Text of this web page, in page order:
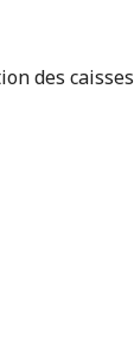
des caisses